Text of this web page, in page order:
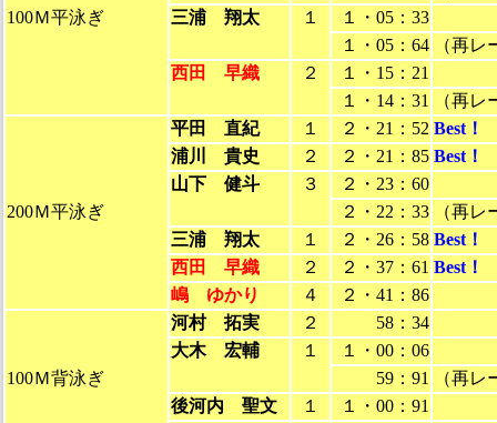
100Ｍ平泳ぎ
三浦 翔太
１
１・05：33
１・05：64
（再レ
西田 早織
２
１・15：21
１・14：31
（再レ
200Ｍ平泳ぎ
平田 直紀 １ ２・21：52 Best！
浦川 貴史
２ ２・21：85 Best！
山下 健斗
３
２・23：60
２・22：33
（再レ
三浦 翔太
１ ２・26：58 Best！
西田 早織
２ ２・37：61 Best！
嶋 ゆかり
４ ２・41：86
100Ｍ背泳ぎ
河村 拓実 ２
58：34
大木 宏輔
１
１・00：06
59：91
（再レ
後河内 聖文
１
１・00：91